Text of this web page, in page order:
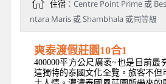
住宿：Centre Point Prime 或
ntara Maris 或 Shambhala 或同等級
爽泰渡假莊園10合1
400000平方公尺廣袤~也是目前最
這獨特的泰國文化全覽。旅客不但